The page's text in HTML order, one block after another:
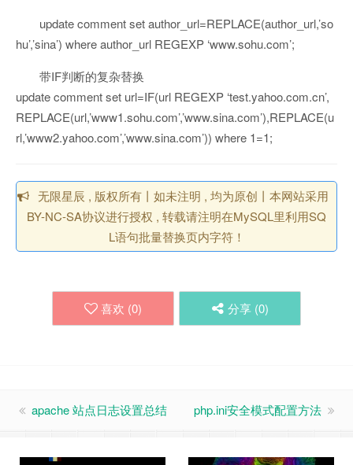
update comment set author_url=REPLACE(author_url,’so
hu’,’sina’) where author_url REGEXP ‘www.sohu.com’;
带IF判断的复杂替换
update comment set url=IF(url REGEXP ‘test.yahoo.com.cn’,
REPLACE(url,’www1.sohu.com’,’www.sina.com’),REPLACE(u
rl,’www2.yahoo.com’,’www.sina.com’)) where 1=1;
无限星辰 , 版权所有丨如未注明 , 均为原创丨本网站采用
BY-NC-SA协议进行授权 , 转载请注明在MySQL里利用SQ
L语句批量替换页内字符！
喜欢 (0) 分享 (0)
apache 站点日志设置总结 php.ini安全模式配置方法